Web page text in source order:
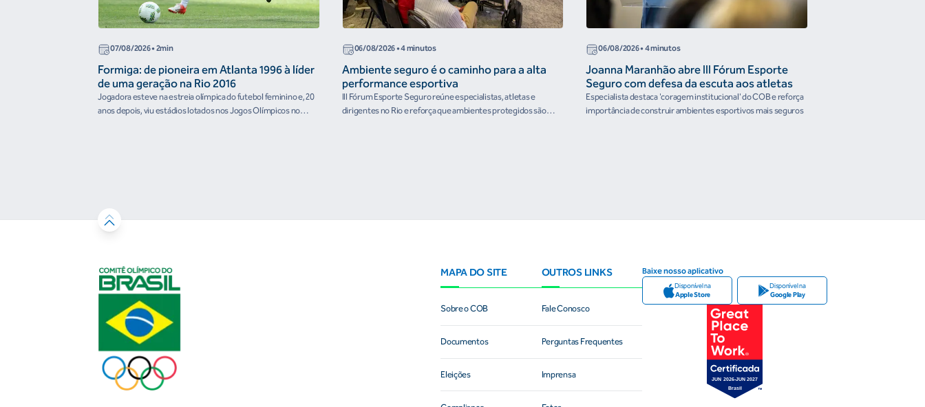
07/08/2026• 2min
Formiga: de pioneira em Atlanta 1996 à líder
de uma geração na Rio 2016
Jogadora esteve na estreia olímpica do futebol feminino e, 20
anos depois, viu estádios lotados nos Jogos Olímpicos no
06/08/2026• 4 minutos
Ambiente seguro é o caminho para a alta
performance esportiva
III Fórum Esporte Seguro reúne especialistas, atletas e
dirigentes no Rio e reforça que ambientes protegidos são
06/08/2026• 4 minutos
Joanna Maranhão abre III Fórum Esporte
Seguro com defesa da escuta aos atletas
Especialista destaca 'coragem institucional' do COB e reforça
importância de construir ambientes esportivos mais seguros
MAPA DO SITE
Sobre o COB
Documentos
Eleições
OUTROS LINKS
Fale Conosco
Perguntas Frequentes
Imprensa
Baixe nosso aplicativo
Disponível na
Apple Store
Disponível na
Google Play